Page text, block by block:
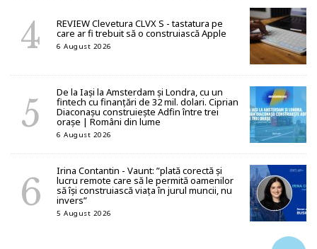
REVIEW Clevetura CLVX S - tastatura pe
care ar fi trebuit să o construiască Apple
6 August 2026
De la Iași la Amsterdam și Londra, cu un
fintech cu finanțări de 32 mil. dolari. Ciprian
Diaconașu construiește Adfin între trei
orașe | Români din lume
6 August 2026
Irina Contantin - Vaunt: ”plată corectă și
lucru remote care să le permită oamenilor
să își construiască viața în jurul muncii, nu
invers”
5 August 2026